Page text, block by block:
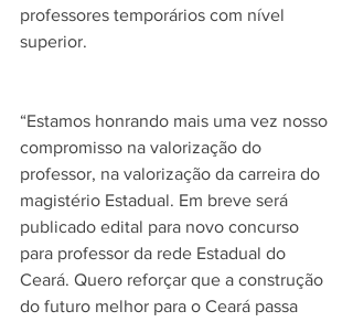
professores temporários com nível
superior.
“Estamos honrando mais uma vez nosso
compromisso na valorização do
professor, na valorização da carreira do
magistério Estadual. Em breve será
publicado edital para novo concurso
para professor da rede Estadual do
Ceará. Quero reforçar que a construção
do futuro melhor para o Ceará passa